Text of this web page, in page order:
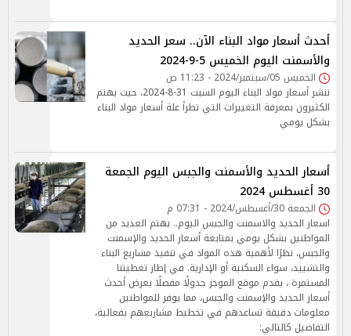
أحدث أسعار مواد البناء الآن.. سعر الحديد
والأسمنت اليوم الخميس 5-9-2024
الخميس 05/سبتمبر/2024 - 11:23 ص
ننشر أسعار مواد البناء اليوم السبت 31-8-2024، حيث يهتم
الكثيرون بمعرفة التغييرات التي تطرأ علة أسعار مواد البناء
بشكل يومي
أسعار الحديد والأسمنت والجبس اليوم الجمعة
30 أغسطس 2024
الجمعة 30/أغسطس/2024 - 07:31 م
اسعار الحديد والاسمنت والجبس اليوم.. يهتم العديد من
المواطنين بشكل يومي بمتابعة أسعار الحديد والإسمنت
والجبس، نظرًا لأهمية هذه المواد في تنفيذ مشاريع البناء
والتشييد، سواء السكنية أو الإدارية. في إطار تغطيتنا
المستمرة ، يقدم موقع الموجز جدولًا مفصلًا يعرض أحدث
أسعار الحديد والإسمنت والجبس، مما يوفر للمواطنين
معلومات دقيقة تساعدهم في تخطيط مشاريعهم بفعالية،
التفاصيل كالتالي: